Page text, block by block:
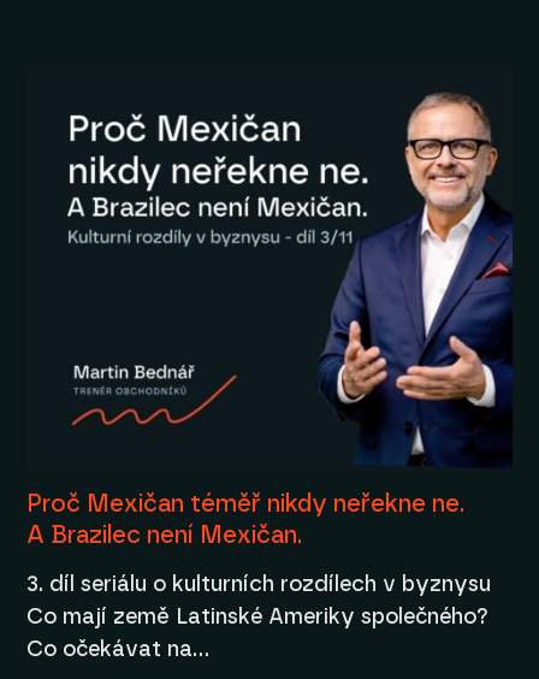
Proč Mexičan téměř nikdy neřekne ne.
A Brazilec není Mexičan.
3. díl seriálu o kulturních rozdílech v byznysu
Co mají země Latinské Ameriky společného?
Co očekávat na…